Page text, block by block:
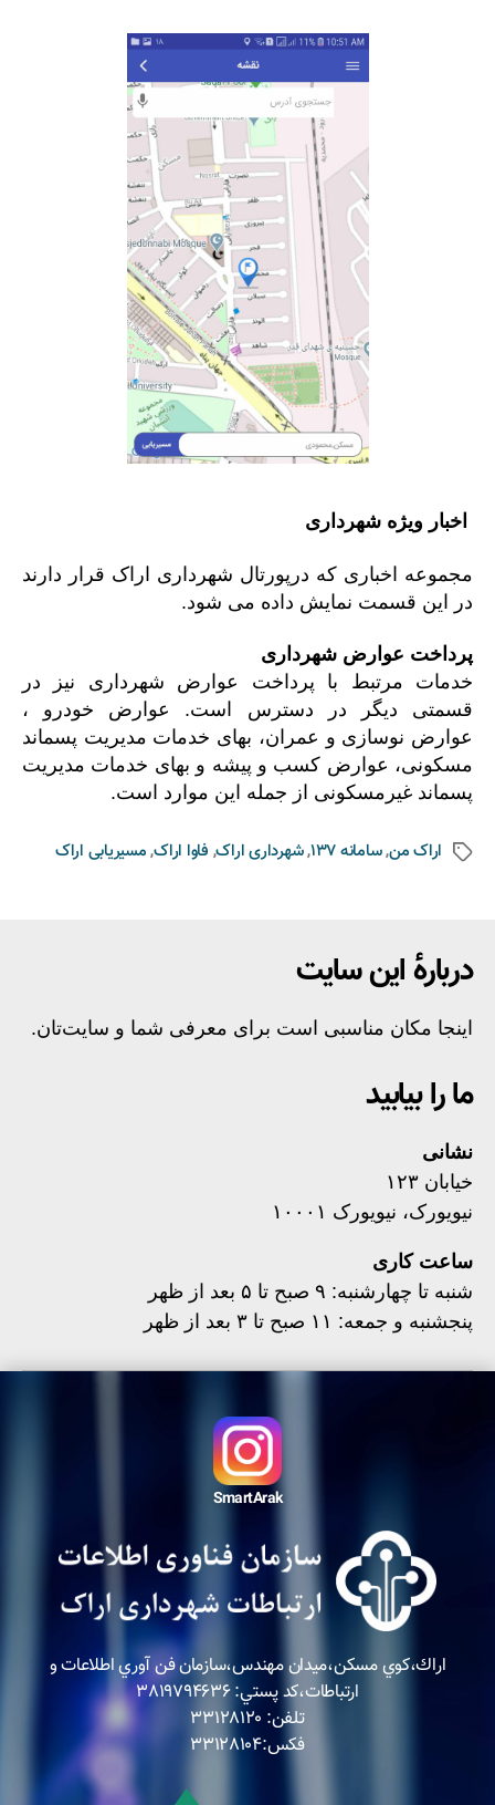
اخبار ویژه شهرداری
مجموعه اخباری که درپورتال شهرداری اراک قرار دارند
در این قسمت نمایش داده می شود.
پرداخت عوارض شهرداری
خدمات مرتبط با پرداخت عوارض شهرداری نیز در
قسمتی دیگر در دسترس است. عوارض خودرو ،
عوارض نوسازی و عمران، بهای خدمات مدیریت پسماند
مسکونی، عوارض کسب و پیشه و بهای خدمات مدیریت
پسماند غیرمسکونی از جمله این موارد است.
اراک من,سامانه 137 ,شهرداری اراک, فاوا اراک,مسیریابی اراک
دربارهٔ این سایت
اینجا مکان مناسبی است برای معرفی شما و سایت‌تان.
ما را بیابید
نشانی
خیابان ۱۲۳
نیویورک، نیویورک ۱۰۰۰۱
ساعت کاری
شنبه تا چهارشنبه: ۹ صبح تا ۵ بعد از ظهر
پنجشنبه و جمعه: ۱۱ صبح تا ۳ بعد از ظهر
SmartArak
اراك،كوي مسكن،ميدان مهندس،سازمان فن آوري اطلاعات و
ارتباطات،كد پستي: ٣٨١٩٧٩٤٦٣٦
تلفن: ٣٣١٢٨١٢٠
فكس:٣٣١٢٨١٠٤